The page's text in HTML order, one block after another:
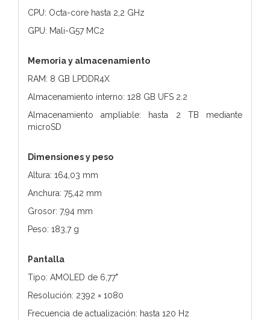
CPU: Octa-core hasta 2,2 GHz
GPU: Mali-G57 MC2
Memoria y almacenamiento
RAM: 8 GB LPDDR4X
Almacenamiento interno: 128 GB UFS 2.2
Almacenamiento ampliable: hasta 2 TB mediante
microSD
Dimensiones y peso
Altura: 164,03 mm
Anchura: 75,42 mm
Grosor: 7,94 mm
Peso: 183,7 g
Pantalla
Tipo: AMOLED de 6,77"
Resolución: 2392 × 1080
Frecuencia de actualización: hasta 120 Hz